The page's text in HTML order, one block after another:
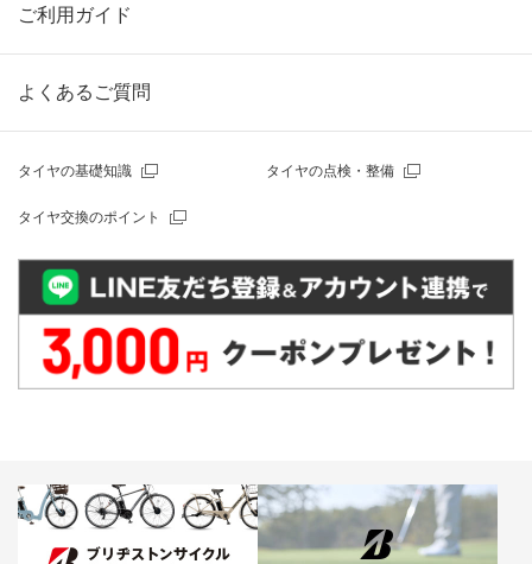
ご利用ガイド
よくあるご質問
タイヤの基礎知識 タイヤの点検・整備
タイヤ交換のポイント